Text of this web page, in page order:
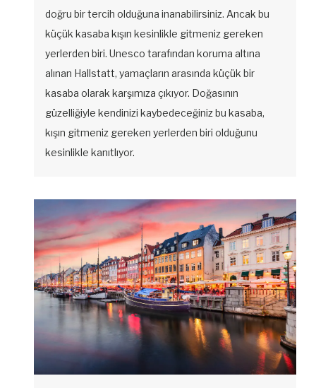
doğru bir tercih olduğuna inanabilirsiniz. Ancak bu
küçük kasaba kışın kesinlikle gitmeniz gereken
yerlerden biri. Unesco tarafından koruma altına
alınan Hallstatt, yamaçların arasında küçük bir
kasaba olarak karşımıza çıkıyor. Doğasının
güzelliğiyle kendinizi kaybedeceğiniz bu kasaba,
kışın gitmeniz gereken yerlerden biri olduğunu
kesinlikle kanıtlıyor.